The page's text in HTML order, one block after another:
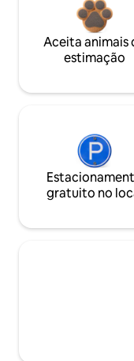
Aceita animais
estimação
gratuito no